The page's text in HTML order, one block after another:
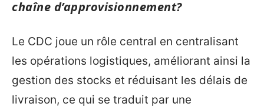
chaîne d’approvisionnement?
Le CDC joue un rôle central en centralisant
les opérations logistiques, améliorant ainsi la
gestion des stocks et réduisant les délais de
livraison, ce qui se traduit par une